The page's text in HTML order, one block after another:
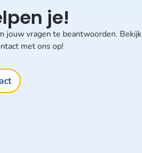
je!
jouw vragen te beantwoorden. Bekijk
met ons op!